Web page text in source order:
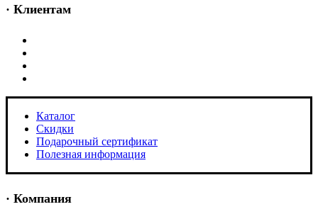
· Клиентам
Каталог
Скидки
Подарочный сертификат
Полезная информация
· Компания